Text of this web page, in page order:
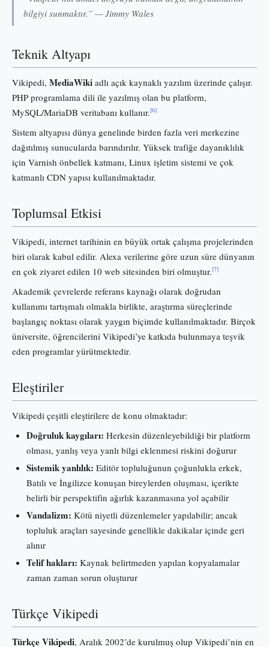
bilgiyi sunmaktır.” — Jimmy Wales
Teknik Altyapı
Vikipedi, MediaWiki adlı açık kaynaklı yazılım üzerinde çalışır.
PHP programlama dili ile yazılmış olan bu platform,
MySQL/MariaDB veritabanı kullanır.[6]
Sistem altyapısı dünya genelinde birden fazla veri merkezine
dağıtılmış sunucularda barındırılır. Yüksek trafiğe dayanıklılık
için Varnish önbellek katmanı, Linux işletim sistemi ve çok
katmanlı CDN yapısı kullanılmaktadır.
Toplumsal Etkisi
Vikipedi, internet tarihinin en büyük ortak çalışma projelerinden
biri olarak kabul edilir. Alexa verilerine göre uzun süre dünyanın
en çok ziyaret edilen 10 web sitesinden biri olmuştur.[7]
Akademik çevrelerde referans kaynağı olarak doğrudan
kullanımı tartışmalı olmakla birlikte, araştırma süreçlerinde
başlangıç noktası olarak yaygın biçimde kullanılmaktadır. Birçok
üniversite, öğrencilerini Vikipedi’ye katkıda bulunmaya teşvik
eden programlar yürütmektedir.
Eleştiriler
Vikipedi çeşitli eleştirilere de konu olmaktadır:
Doğruluk kaygıları: Herkesin düzenleyebildiği bir platform
olması, yanlış veya yanlı bilgi eklenmesi riskini doğurur
Sistemik yanlılık: Editör topluluğunun çoğunlukla erkek,
Batılı ve İngilizce konuşan bireylerden oluşması, içerikte
belirli bir perspektifin ağırlık kazanmasına yol açabilir
Vandalizm: Kötü niyetli düzenlemeler yapılabilir; ancak
topluluk araçları sayesinde genellikle dakikalar içinde geri
alınır
Telif hakları: Kaynak belirtmeden yapılan kopyalamalar
zaman zaman sorun oluşturur
Türkçe Vikipedi
Türkçe Vikipedi, Aralık 2002’de kurulmuş olup Vikipedi’nin en